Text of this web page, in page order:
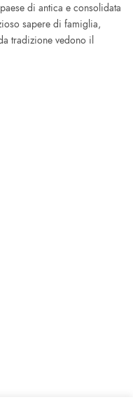
di antica e consolidata
sapere di famiglia,
tradizione vedono il